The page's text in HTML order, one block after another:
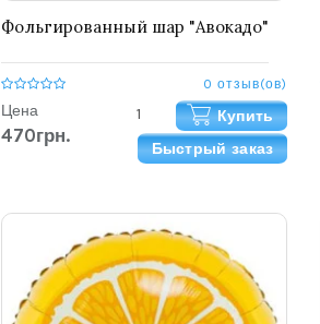
Фольгированный шар "Авокадо"
0 отзыв(ов)
Цена
470грн.
Купить
Быстрый заказ